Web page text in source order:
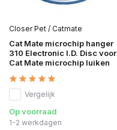
Closer Pet / Catmate
Cat Mate microchip hanger
310 Electronic I.D. Disc voor
Cat Mate microchip luiken
Vergelijk
Op voorraad
1-2 werkdagen